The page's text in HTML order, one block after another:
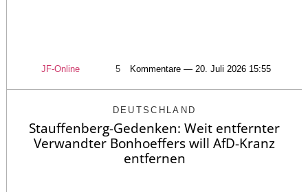
JF-Online 5 Kommentare — 20. Juli 2026 15:55
DEUTSCHLAND
Stauffenberg-Gedenken: Weit entfernter
Verwandter Bonhoeffers will AfD-Kranz
entfernen